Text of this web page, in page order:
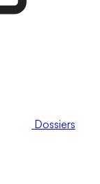
Dossiers